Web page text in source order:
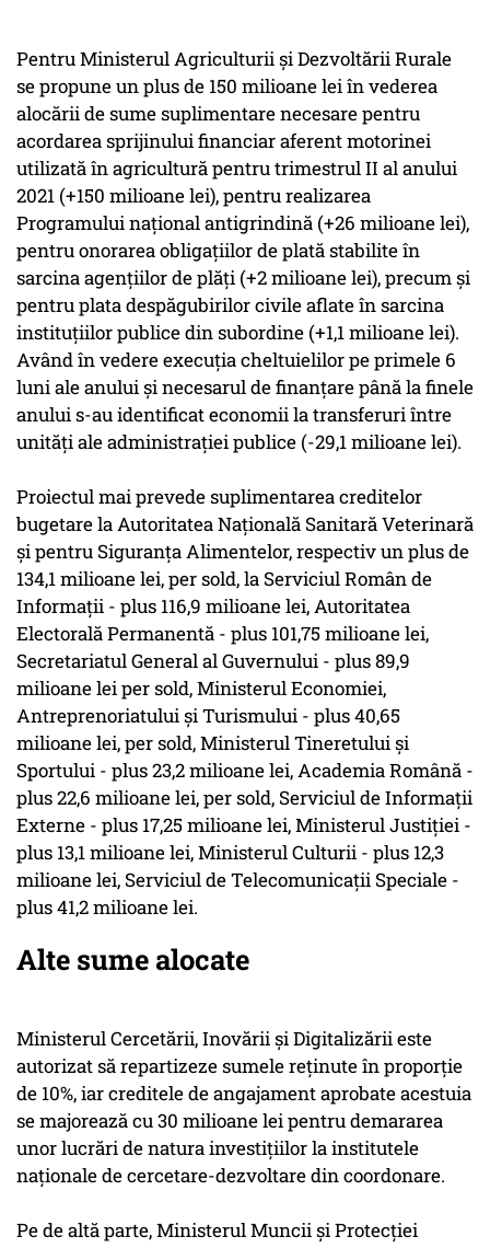
Pentru Ministerul Agriculturii şi Dezvoltării Rurale
se propune un plus de 150 milioane lei în vederea
alocării de sume suplimentare necesare pentru
acordarea sprijinului financiar aferent motorinei
utilizată în agricultură pentru trimestrul II al anului
2021 (+150 milioane lei), pentru realizarea
Programului naţional antigrindină (+26 milioane lei),
pentru onorarea obligaţiilor de plată stabilite în
sarcina agenţiilor de plăţi (+2 milioane lei), precum şi
pentru plata despăgubirilor civile aflate în sarcina
instituţiilor publice din subordine (+1,1 milioane lei).
Având în vedere execuţia cheltuielilor pe primele 6
luni ale anului şi necesarul de finanţare până la finele
anului s-au identificat economii la transferuri între
unităţi ale administraţiei publice (-29,1 milioane lei).
Proiectul mai prevede suplimentarea creditelor
bugetare la Autoritatea Naţională Sanitară Veterinară
şi pentru Siguranţa Alimentelor, respectiv un plus de
134,1 milioane lei, per sold, la Serviciul Român de
Informaţii - plus 116,9 milioane lei, Autoritatea
Electorală Permanentă - plus 101,75 milioane lei,
Secretariatul General al Guvernului - plus 89,9
milioane lei per sold, Ministerul Economiei,
Antreprenoriatului şi Turismului - plus 40,65
milioane lei, per sold, Ministerul Tineretului şi
Sportului - plus 23,2 milioane lei, Academia Română -
plus 22,6 milioane lei, per sold, Serviciul de Informaţii
Externe - plus 17,25 milioane lei, Ministerul Justiţiei -
plus 13,1 milioane lei, Ministerul Culturii - plus 12,3
milioane lei, Serviciul de Telecomunicaţii Speciale -
plus 41,2 milioane lei.
Alte sume alocate
Ministerul Cercetării, Inovării şi Digitalizării este
autorizat să repartizeze sumele reţinute în proporţie
de 10%, iar creditele de angajament aprobate acestuia
se majorează cu 30 milioane lei pentru demararea
unor lucrări de natura investiţiilor la institutele
naţionale de cercetare-dezvoltare din coordonare.
Pe de altă parte, Ministerul Muncii şi Protecţiei